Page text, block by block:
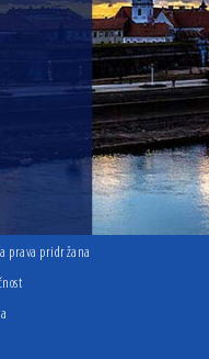
prava pridržana